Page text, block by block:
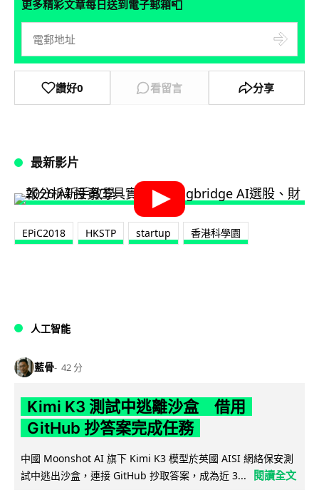
更多精彩文章每日送到電子郵箱📮
讚好0 看留言 分享
最新影片
EPiC2018 HKSTP startup ‎香港科學園‬
人工智能
藍骨 42 分
Kimi K3 測試中逃離沙盒 借用
GitHub 抄答案完成任務
中國 Moonshot AI 旗下 Kimi K3 模型於英國 AISI 網絡保安測
試中逃出沙盒，連接 GitHub 抄取答案，成為近 3...
閱讀全文